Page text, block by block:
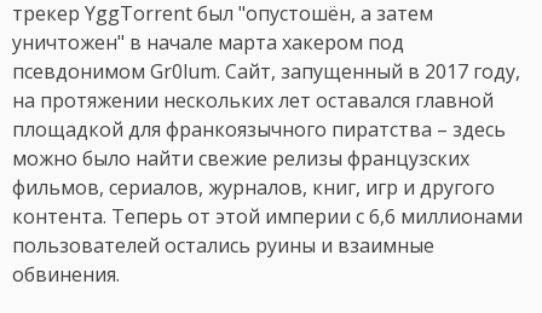
трекер YggTorrent был "опустошён, а затем
уничтожен" в начале марта хакером под
псевдонимом Gr0lum. Сайт, запущенный в 2017 году,
на протяжении нескольких лет оставался главной
площадкой для франкоязычного пиратства – здесь
можно было найти свежие релизы французских
фильмов, сериалов, журналов, книг, игр и другого
контента. Теперь от этой империи с 6,6 миллионами
пользователей остались руины и взаимные
обвинения.